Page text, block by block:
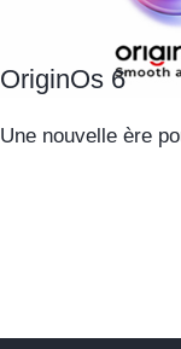
OriginOs 6
Une nouvelle ère